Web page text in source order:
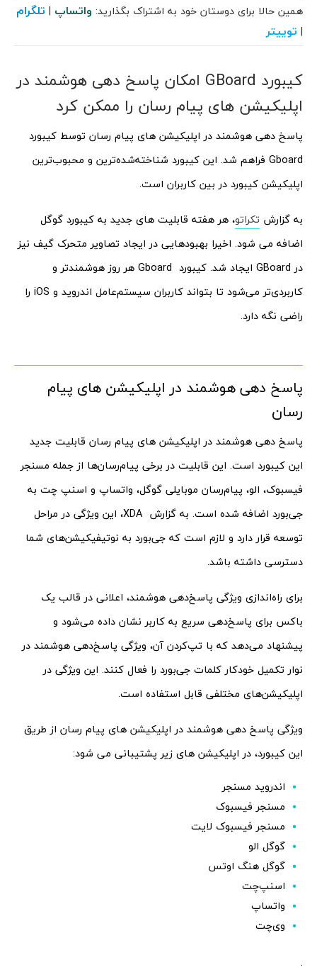
همین حالا برای دوستان خود به اشتراک بگذارید: واتساپ | تلگرام
| توییتر
کیبورد GBoard امکان پاسخ دهی هوشمند در
اپلیکیشن های پیام رسان را ممکن کرد
پاسخ دهی هوشمند در اپلیکیشن های پیام رسان توسط کیبورد
Gboard فراهم شد. این کیبورد شناخته‌شده‌ترین و محبوب‌ترین
اپلیکیشن‌ کیبورد در بین کاربران است.
به گزارش تکراتو، هر هفته قابلیت های جدید به کیبورد گوگل
اضافه می شود. اخیرا بهبودهایی در ایجاد تصاویر متحرک گیف نیز
در GBoard ایجاد شد. کیبورد Gboard هر روز هوشمندتر و
کاربردی‌تر می‌شود تا بتواند کاربران سیستم‌عامل اندروید و iOS‌ را
راضی نگه دارد.
پاسخ دهی هوشمند در اپلیکیشن های پیام
رسان
پاسخ دهی هوشمند در اپلیکیشن های پیام رسان قابلیت جدید
این کیبورد است. این قابلیت در برخی پیام‌رسان‌ها از جمله مسنجر
فیسبوک، الو، پیام‌رسان موبایلی گوگل، واتساپ و اسنپ چت به
جی‌بورد اضافه شده است. به گزارش XDA، این ویژگی در مراحل
توسعه‌ قرار دارد و لازم است که جی‌بورد به نوتیفیکیشن‌های شما
دسترسی داشته باشد.
برای راه‌اندازی ویژگی پاسخ‌دهی هوشمند، اعلانی در قالب یک
باکس برای پاسخ‌دهی سریع به کاربر نشان داده می‌شود و
پیشنهاد می‌دهد که با تپ‌کردن آن، ویژگی پاسخ‌دهی هوشمند در
نوار تکمیل خودکار کلمات جی‌بورد را فعال کنند. این ویژگی در
اپلیکیشن‌های مختلفی قابل استفاده است.
ویژگی پاسخ دهی هوشمند در اپلیکیشن های پیام رسان از طریق
این کیبورد، در اپلیکیشن های زیر پشتیبانی می شود:
اندروید مسنجر
مسنجر فیسبوک
مسنجر فیسبوک لایت
گوگل الو
گوگل هنگ اوتس
اسنپ‌چت
واتساپ
وی‌چت
.